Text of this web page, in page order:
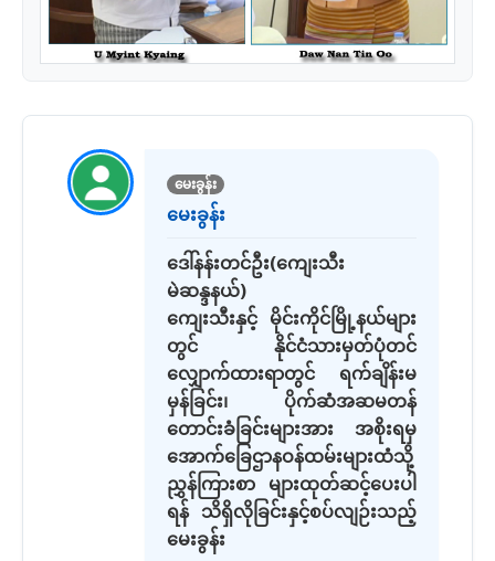
မေးခွန်း
မေးခွန်း
ဒေါ်နန်းတင်ဦး(ကျေးသီး
မဲဆန္ဒနယ်)
ကျေးသီးနှင့် မိုင်းကိုင်မြို့နယ်များ
တွင် နိုင်ငံသားမှတ်ပုံတင်
လျှောက်ထားရာတွင် ရက်ချိန်းမ
မှန်ခြင်း၊ ပိုက်ဆံအဆမတန်
တောင်းခံခြင်းများအား အစိုးရမှ
အောက်ခြေဌာနဝန်ထမ်းများထံသို့
ညွှန်ကြားစာ များထုတ်ဆင့်ပေးပါ
ရန် သိရှိလိုခြင်းနှင့်စပ်လျဉ်းသည့်
မေးခွန်း